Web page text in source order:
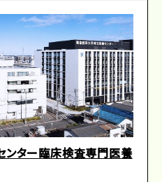
ター臨床検査専門医養